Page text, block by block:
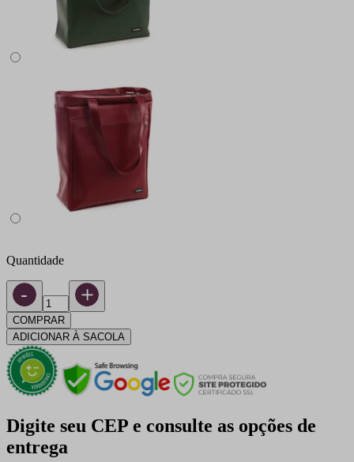
Quantidade
COMPRAR
ADICIONAR À SACOLA
Digite seu CEP e consulte as opções de
entrega